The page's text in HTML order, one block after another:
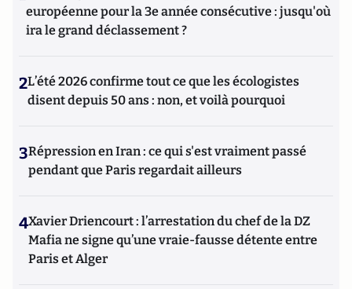
européenne pour la 3e année consécutive : jusqu'où
ira le grand déclassement ?
2L’été 2026 confirme tout ce que les écologistes
disent depuis 50 ans : non, et voilà pourquoi
3Répression en Iran : ce qui s'est vraiment passé
pendant que Paris regardait ailleurs
4Xavier Driencourt : l’arrestation du chef de la DZ
Mafia ne signe qu’une vraie-fausse détente entre
Paris et Alger